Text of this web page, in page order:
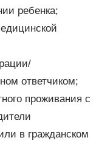
ребенка;
ответчиком;
проживания с
в гражданском